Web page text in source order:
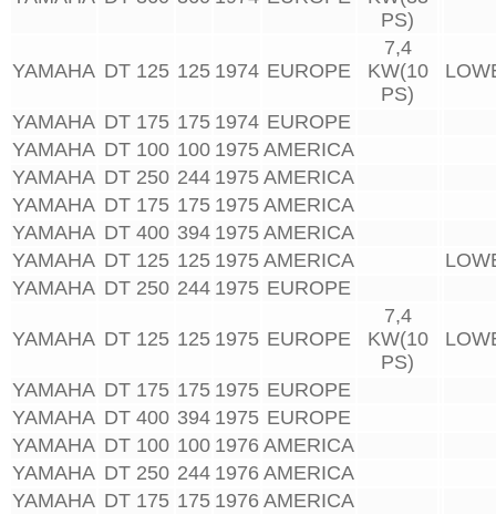
PS)
YAMAHA DT 125 125 1974 EUROPE
7,4
KW(10
PS)
YAMAHA DT 175 175 1974 EUROPE
YAMAHA DT 100 100 1975 AMERICA
YAMAHA DT 250 244 1975 AMERICA
YAMAHA DT 175 175 1975 AMERICA
YAMAHA DT 400 394 1975 AMERICA
YAMAHA DT 125 125 1975 AMERICA
YAMAHA DT 250 244 1975 EUROPE
YAMAHA DT 125 125 1975 EUROPE
7,4
KW(10
PS)
YAMAHA DT 175 175 1975 EUROPE
YAMAHA DT 400 394 1975 EUROPE
YAMAHA DT 100 100 1976 AMERICA
YAMAHA DT 250 244 1976 AMERICA
YAMAHA DT 175 175 1976 AMERICA